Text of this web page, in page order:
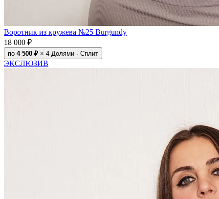
Воротник из кружева №25 Burgundy
18 000 ₽
по 4 500 ₽ × 4 Долями · Сплит
ЭКСЛЮЗИВ